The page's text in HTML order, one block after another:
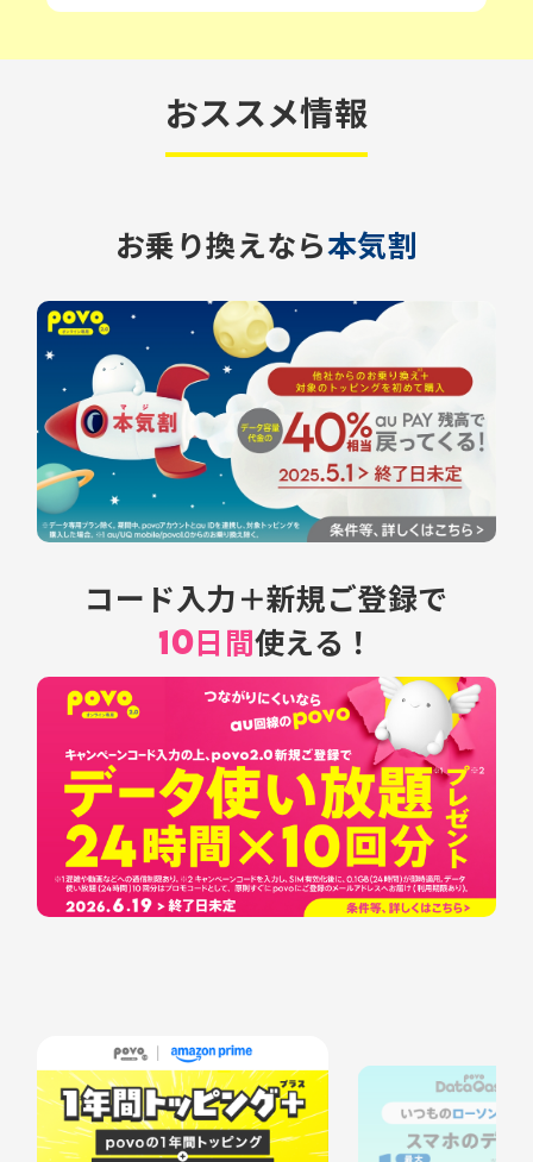
おススメ情報
お乗り換えなら本気割
コード入力＋新規ご登録で
10日間使える！